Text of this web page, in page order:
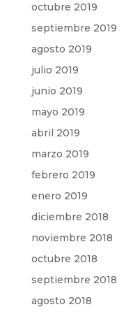
octubre 2019
septiembre 2019
agosto 2019
julio 2019
junio 2019
mayo 2019
abril 2019
marzo 2019
febrero 2019
enero 2019
diciembre 2018
noviembre 2018
octubre 2018
septiembre 2018
agosto 2018